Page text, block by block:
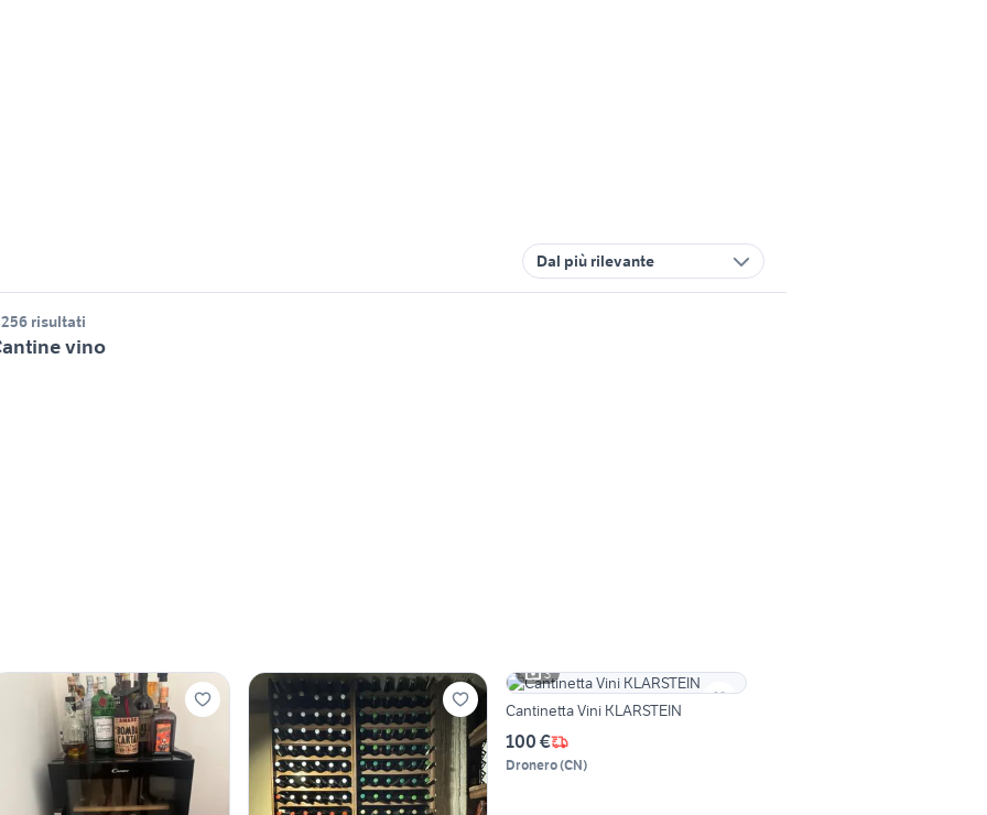
Dal più rilevante
risultati
vino
3
Cantinetta Vini KLARSTEIN
100 €
Dronero(CN)